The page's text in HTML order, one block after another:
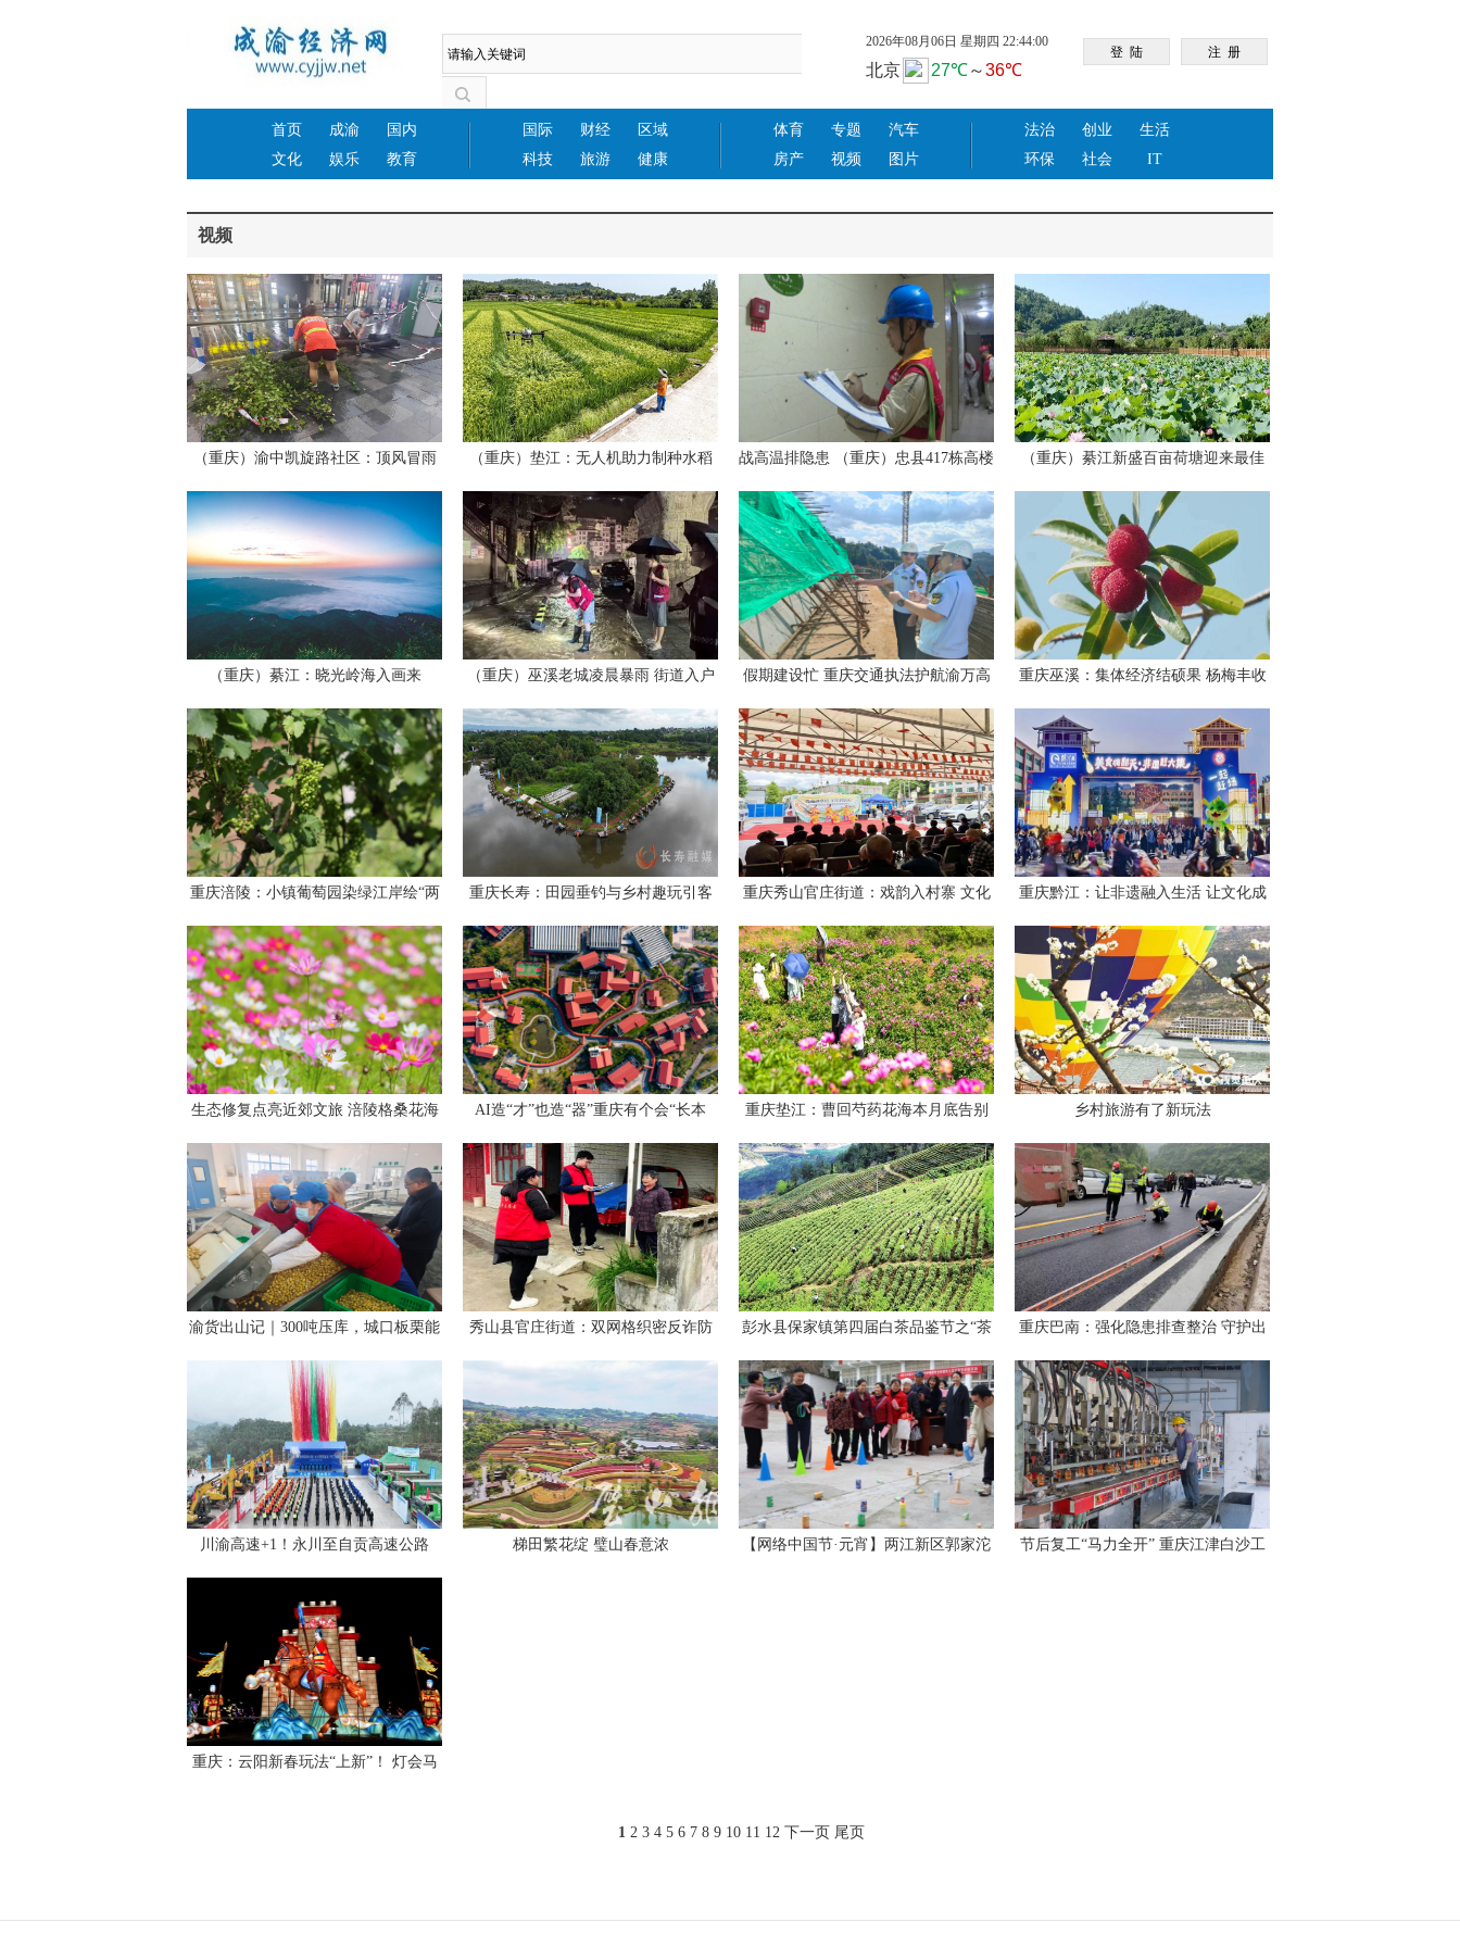
2026年08月06日 星期四 22:44:00
首页 成渝
国内
文化
娱乐 教育
国际 财经
区域
科技
旅游 健康
体育 专题
汽车
房产
视频 图片
法治 创业
生活
环保
社会 IT
视频
（重庆）渝中凯旋路社区：顶风冒雨
（重庆）垫江：无人机助力制种水稻
战高温排隐患 （重庆）忠县417栋高楼
（重庆）綦江新盛百亩荷塘迎来最佳
（重庆）綦江：晓光岭海入画来
（重庆）巫溪老城凌晨暴雨 街道入户
假期建设忙 重庆交通执法护航渝万高
重庆巫溪：集体经济结硕果 杨梅丰收
重庆涪陵：小镇葡萄园染绿江岸绘“两
重庆长寿：田园垂钓与乡村趣玩引客
重庆秀山官庄街道：戏韵入村寨 文化
重庆黔江：让非遗融入生活 让文化成
生态修复点亮近郊文旅 涪陵格桑花海
AI造“才”也造“器”重庆有个会“长本
重庆垫江：曹回芍药花海本月底告别
乡村旅游有了新玩法
渝货出山记｜300吨压库，城口板栗能
秀山县官庄街道：双网格织密反诈防
彭水县保家镇第四届白茶品鉴节之“茶
重庆巴南：强化隐患排查整治 守护出
川渝高速+1！永川至自贡高速公路
梯田繁花绽 璧山春意浓
【网络中国节·元宵】两江新区郭家沱
节后复工“马力全开” 重庆江津白沙工
重庆：云阳新春玩法“上新”！ 灯会马
1 2 3 4 5 6 7 8 9 10 11 12 下一页 尾页